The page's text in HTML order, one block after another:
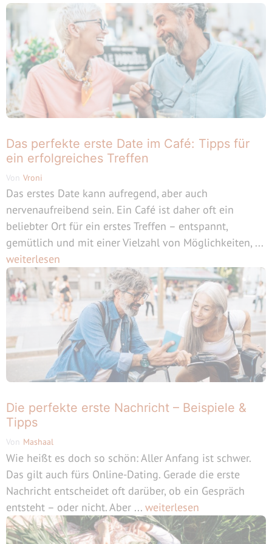
Das perfekte erste Date im Café: Tipps für
ein erfolgreiches Treffen
Von Vroni
Das erstes Date kann aufregend, aber auch
nervenaufreibend sein. Ein Café ist daher oft ein
beliebter Ort für ein erstes Treffen – entspannt,
gemütlich und mit einer Vielzahl von Möglichkeiten, ...
weiterlesen
Die perfekte erste Nachricht – Beispiele &
Tipps
Von Mashaal
Wie heißt es doch so schön: Aller Anfang ist schwer.
Das gilt auch fürs Online-Dating. Gerade die erste
Nachricht entscheidet oft darüber, ob ein Gespräch
entsteht – oder nicht. Aber ... weiterlesen